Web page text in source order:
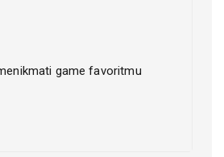
game favoritmu